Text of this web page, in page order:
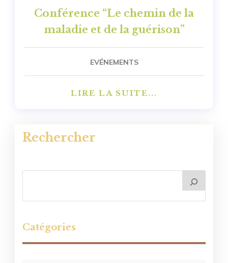
Conférence “Le chemin de la
maladie et de la guérison”
EVÉNEMENTS
LIRE LA SUITE...
Rechercher
Catégories